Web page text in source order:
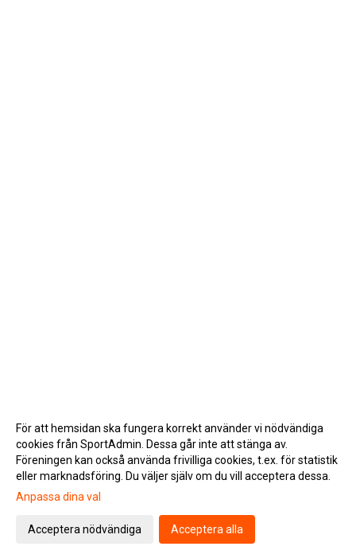
Gå till Webbversion
För att hemsidan ska fungera korrekt använder vi nödvändiga
cookies från SportAdmin. Dessa går inte att stänga av.
Föreningen kan också använda frivilliga cookies, t.ex. för statistik
eller marknadsföring. Du väljer själv om du vill acceptera dessa.
Anpassa dina val
Acceptera nödvändiga Acceptera alla